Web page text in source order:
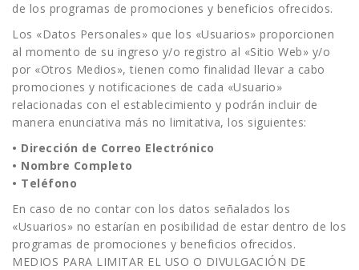
de los programas de promociones y beneficios ofrecidos.
Los «Datos Personales» que los «Usuarios» proporcionen
al momento de su ingreso y/o registro al «Sitio Web» y/o
por «Otros Medios», tienen como finalidad llevar a cabo
promociones y notificaciones de cada «Usuario»
relacionadas con el establecimiento y podrán incluir de
manera enunciativa más no limitativa, los siguientes:
• Dirección de Correo Electrónico
• Nombre Completo
• Teléfono
En caso de no contar con los datos señalados los
«Usuarios» no estarían en posibilidad de estar dentro de los
programas de promociones y beneficios ofrecidos.
MEDIOS PARA LIMITAR EL USO O DIVULGACIÓN DE